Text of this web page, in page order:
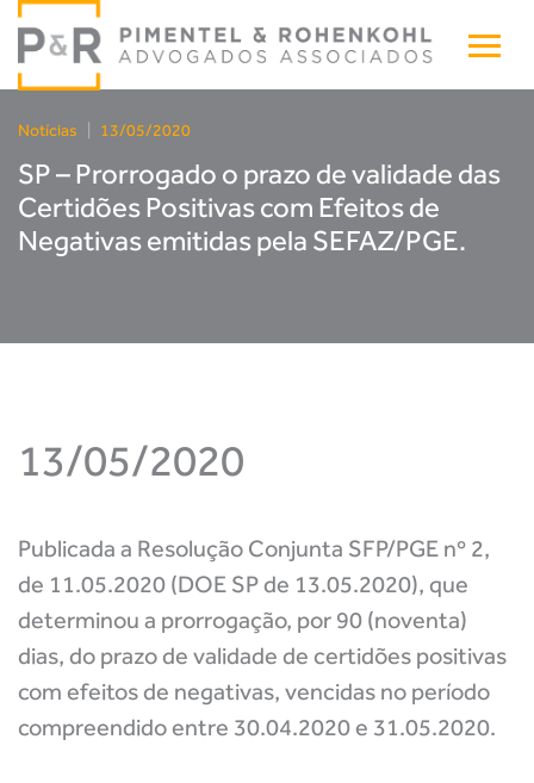
Notícias 13/05/2020
SP – Prorrogado o prazo de validade das
Certidões Positivas com Efeitos de
Negativas emitidas pela SEFAZ/PGE.
13/05/2020
Publicada a Resolução Conjunta SFP/PGE nº 2,
de 11.05.2020 (DOE SP de 13.05.2020), que
determinou a prorrogação, por 90 (noventa)
dias, do prazo de validade de certidões positivas
com efeitos de negativas, vencidas no período
compreendido entre 30.04.2020 e 31.05.2020.